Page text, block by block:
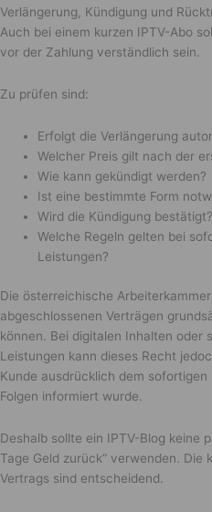
Verlängerung, Kündigung und
Auch bei einem kurzen IPTV-Abo
vor der Zahlung verständlich sein.
Zu prüfen sind:
Erfolgt die Verlängerung
Welcher Preis gilt nach der
Wie kann gekündigt werden?
Ist eine bestimmte Form
Wird die Kündigung bestätigt?
Welche Regeln gelten bei
Leistungen?
Die österreichische
abgeschlossenen Verträgen
können. Bei digitalen Inhalten oder
Leistungen kann dieses Recht
Kunde ausdrücklich dem
Folgen informiert wurde.
Deshalb sollte ein IPTV-Blog keine
Tage Geld zurück“ verwenden. Die
Vertrags sind entscheidend.